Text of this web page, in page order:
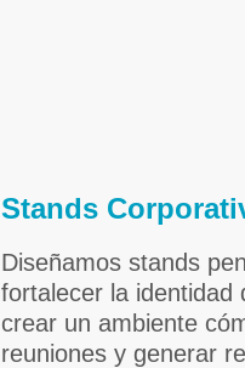
Stands
Diseñamos stands
fortalecer la identidad
crear un ambiente
reuniones y generar